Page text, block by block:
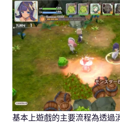
基本上遊戲的主要流程為透過